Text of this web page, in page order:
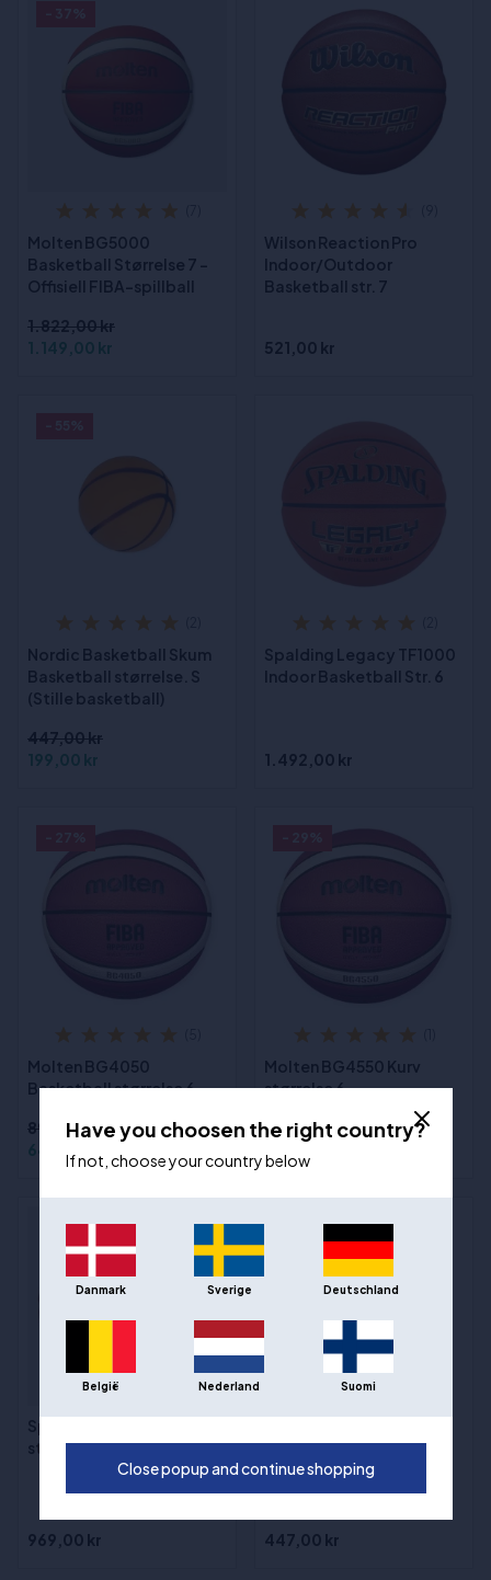
Molten BG5000
Basketball Størrelse 7 -
Offisiell FIBA-spillball
1.822,00 kr
1.149,00 kr
Wilson Reaction Pro
Indoor/Outdoor
Basketball str. 7
521,00 kr
Nordic Basketball Skum
Basketball størrelse. S
(Stille basketball)
447,00 kr
199,00 kr
Spalding Legacy TF1000
Indoor Basketball Str. 6
1.492,00 kr
Molten BG4050
Basketball størrelse 6
895,00 kr
649,00 kr
Molten BG4550 Kurv
størrelse 6
1.193,00 kr
Spalding TF Gold
størrelse 6
969,00 kr
Series Outdoor
Basketball str. 6
447,00 kr
Have you choosen the right country?
If not, choose your country below
Danmark Sverige Deutschland
België Nederland Suomi
Close popup and continue shopping